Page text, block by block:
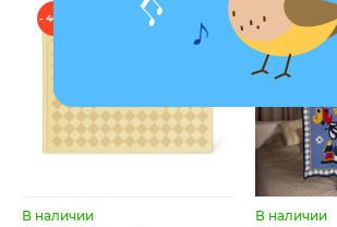
- 40 %
В наличии
- 3 %
В наличии